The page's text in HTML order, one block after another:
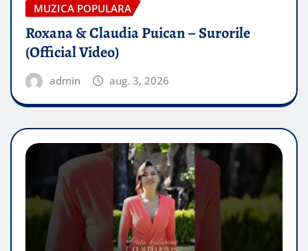
MUZICA POPULARA
Roxana & Claudia Puican – Surorile
(Official Video)
admin aug. 3, 2026